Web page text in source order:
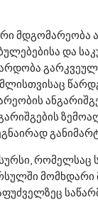
მდგომარეობა
და
რომელსაც
მომხდარი